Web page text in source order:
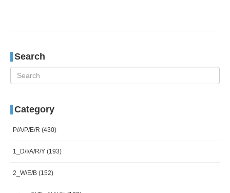
Search
Category
P/A/P/E/R (430)
1_D/I/A/R/Y (193)
2_W/E/B (152)